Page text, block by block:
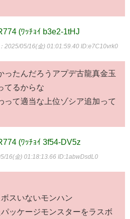
(ﾜｯﾁｮｲ b3e2-1tHJ
：2025/05/16(金) 01:01:59.40 ID:e7C10vrk0
ったんだろうアプデ古龍真金玉
てるからな
って適当な上位ゾシア追加って
(ﾜｯﾁｮｲ 3f54-DV5z
16(金) 01:18:13.66 ID:1abwDsdL0
スいないモンハン
ッケージモンスターをラスボ